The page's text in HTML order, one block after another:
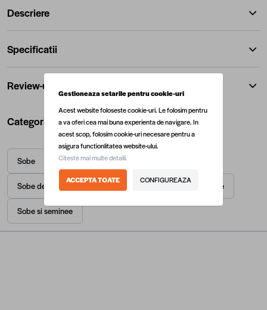
Descriere
Specificatii
Review-uri
Categorii utile
Sobe Sobe de gatit cu plita din fonta
Sobe de gatit din tabla emailata Sobe de gatit pe lemne
Sobe si seminee
Gestioneaza setarile pentru cookie-uri
Acest website foloseste cookie-uri. Le folosim pentru
a va oferi cea mai buna experienta de navigare. In
acest scop, folosim cookie-uri necesare pentru a
asigura functionlitatea website-ului.
Citeste mai multe detalii.
ACCEPTA TOATE CONFIGUREAZA